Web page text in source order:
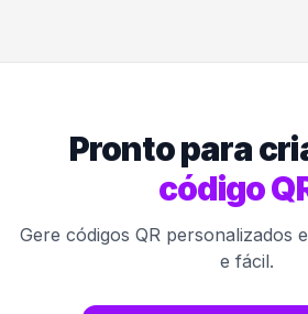
Pronto para
código
Gere códigos QR personalizados
e fácil.